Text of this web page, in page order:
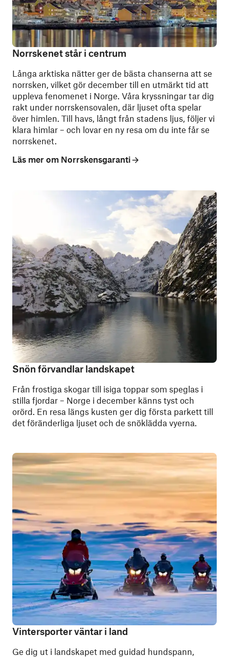
Norrskenet står i centrum
Långa arktiska nätter ger de bästa chanserna att se
norrsken, vilket gör december till en utmärkt tid att
uppleva fenomenet i Norge. Våra kryssningar tar dig
rakt under norrskensovalen, där ljuset ofta spelar
över himlen. Till havs, långt från stadens ljus, följer vi
klara himlar – och lovar en ny resa om du inte får se
norrskenet.
Läs mer om Norrskensgaranti
Snön förvandlar landskapet
Från frostiga skogar till isiga toppar som speglas i
stilla fjordar – Norge i december känns tyst och
orörd. En resa längs kusten ger dig första parkett till
det föränderliga ljuset och de snöklädda vyerna.
Vintersporter väntar i land
Ge dig ut i landskapet med guidad hundspann,